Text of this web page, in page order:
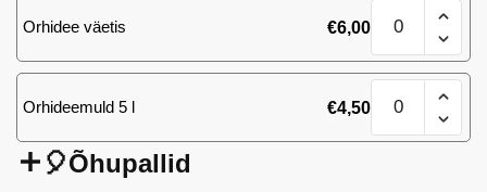
Orhidee väetis €6,00
Rododendron
kogus
Orhideemuld 5 l €4,50
Rododendron
kogus
🎈Õhupallid